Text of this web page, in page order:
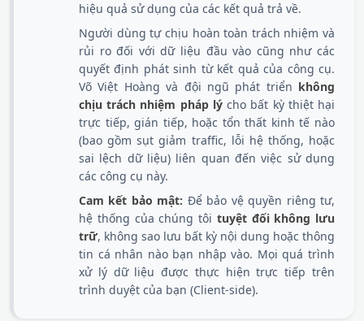
hiệu quả sử dụng của các kết quả trả về.
Người dùng tự chịu hoàn toàn trách nhiệm và
rủi ro đối với dữ liệu đầu vào cũng như các
quyết định phát sinh từ kết quả của công cụ.
Võ Việt Hoàng và đội ngũ phát triển không
chịu trách nhiệm pháp lýcho bất kỳ thiệt hại
trực tiếp, gián tiếp, hoặc tổn thất kinh tế nào
(bao gồm sụt giảm traffic, lỗi hệ thống, hoặc
sai lệch dữ liệu) liên quan đến việc sử dụng
các công cụ này.
Cam kết bảo mật: Để bảo vệ quyền riêng tư,
hệ thống của chúng tôi tuyệt đối không lưu
trữ, không sao lưu bất kỳ nội dung hoặc thông
tin cá nhân nào bạn nhập vào. Mọi quá trình
xử lý dữ liệu được thực hiện trực tiếp trên
trình duyệt của bạn (Client-side).